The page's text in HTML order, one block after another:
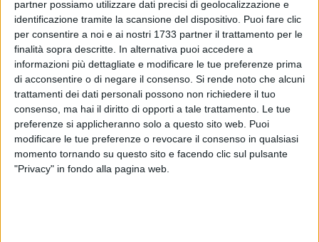
partner possiamo utilizzare dati precisi di geolocalizzazione e
identificazione tramite la scansione del dispositivo. Puoi fare clic
per consentire a noi e ai nostri 1733 partner il trattamento per le
finalità sopra descritte. In alternativa puoi accedere a
informazioni più dettagliate e modificare le tue preferenze prima
di acconsentire o di negare il consenso. Si rende noto che alcuni
trattamenti dei dati personali possono non richiedere il tuo
consenso, ma hai il diritto di opporti a tale trattamento. Le tue
preferenze si applicheranno solo a questo sito web. Puoi
modificare le tue preferenze o revocare il consenso in qualsiasi
momento tornando su questo sito e facendo clic sul pulsante
"Privacy" in fondo alla pagina web.
3
Gli avvocati penalisti di Trani, riuniti nell'organismo della
Camera Penale, hanno un nuovo presidente, che succede al
prof. Giuseppe Losappio: si tratta del biscegliese Stefano
Dardes, 52 anni.